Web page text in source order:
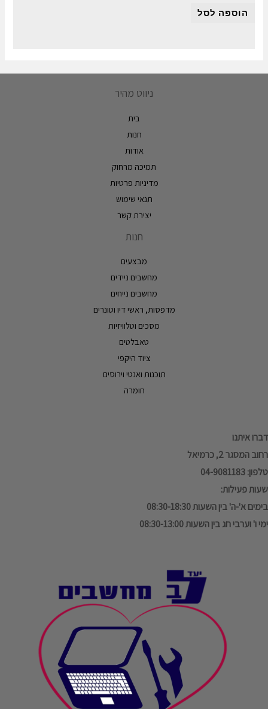
הוספה לסל
ניווט מהיר
בית
חנות
אודות
תמיכה מרחוק
מדיניות פרטיות
תנאי שימוש
יצירת קשר
חנות
מבצעים
מחשבים ניידים
מחשבים נייחים
מדפסות, ראשי דיו וטונרים
מסכים וטלוויזיות
טאבלטים
ציוד היקפי
תוכנות ואנטי וירוסים
חומרה
דברו איתנו
רחוב המסגר 2, כרמיאל
טלפון: 04-9081183
שעות פעילות:
בימים א'-ה' בין השעות 08:30-18:30
ימי ו' וערבי חג בין השעות 08:30-13:00